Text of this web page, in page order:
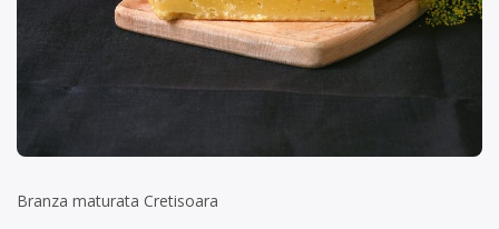
Branza maturata Cretisoara